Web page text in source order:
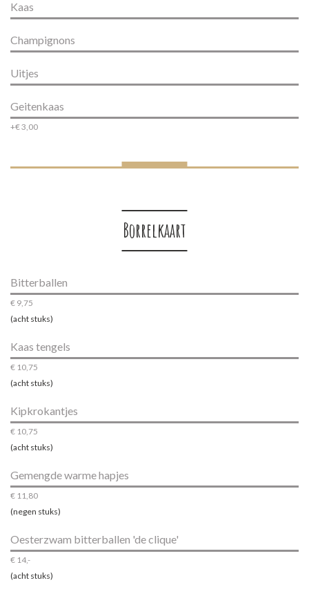
Kaas
Champignons
Uitjes
Geitenkaas
+€ 3,00
Borrelkaart
Bitterballen
€ 9,75
(acht stuks)
Kaas tengels
€ 10,75
(acht stuks)
Kipkrokantjes
€ 10,75
(acht stuks)
Gemengde warme hapjes
€ 11,80
(negen stuks)
Oesterzwam bitterballen 'de clique'
€ 14,-
(acht stuks)